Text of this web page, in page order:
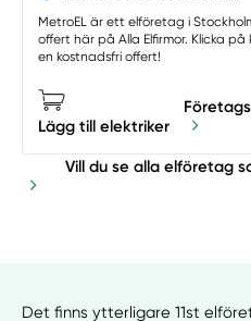
MetroEL är ett elföretag i
offert här på Alla Elfirmor. Klicka
en kostnadsfri offert!
Lägg till elektriker
Vill du se alla elföretag
Det finns ytterligare 11st